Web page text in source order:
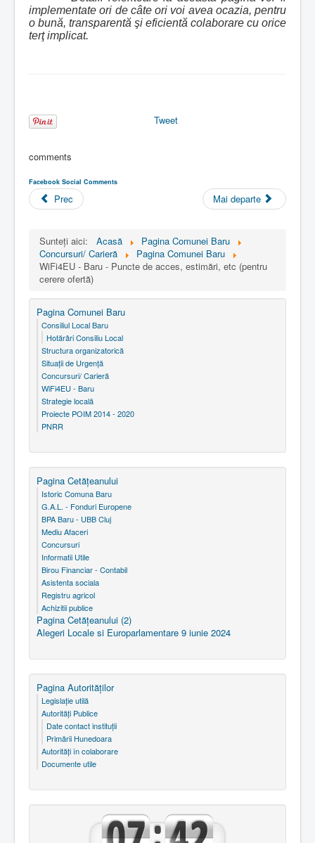
implementate ori de câte ori voi avea ocazia, pentru
o bună, transparentă şi eficientă colaborare cu orice
terţ implicat.
Tweet
comments
Facebook Social Comments
Prec Mai departe
Sunteți aici: Acasă
Pagina Comunei Baru
Concursuri/ Carieră
Pagina Comunei Baru
WiFi4EU - Baru - Puncte de acces, estimări, etc (pentru
cerere ofertă)
Pagina Comunei Baru
Consiliul Local Baru
Hotărâri Consiliu Local
Structura organizatorică
Situaţii de Urgenţă
Concursuri/ Carieră
WiFi4EU - Baru
Strategie locală
Proiecte POIM 2014 - 2020
PNRR
Pagina Cetăţeanului
Istoric Comuna Baru
G.A.L. - Fonduri Europene
BPA Baru - UBB Cluj
Mediu Afaceri
Concursuri
Informatii Utile
Birou Financiar - Contabil
Asistenta sociala
Registru agricol
Achizitii publice
Pagina Cetăţeanului (2)
Alegeri Locale si Europarlamentare 9 iunie 2024
Pagina Autorităţilor
Legislaţie utilă
Autorităţi Publice
Date contact instituţii
Primării Hunedoara
Autorităţi în colaborare
Documente utile